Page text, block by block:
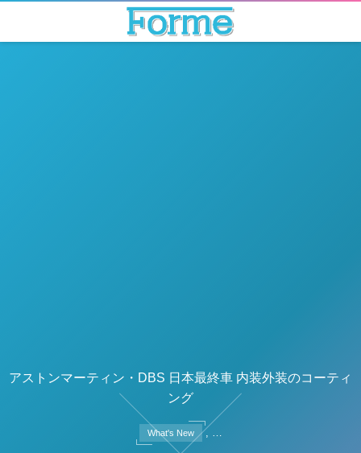
アストンマーティン・DBS 日本最終車 内装外装のコーティ
ング
What's New , …